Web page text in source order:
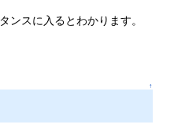
スに入るとわかります。
↑